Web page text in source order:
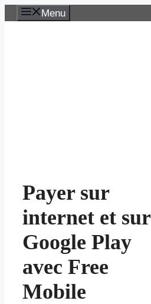
Aller
au
Menu
Payer sur
internet et sur
Google Play
avec Free
Mobile